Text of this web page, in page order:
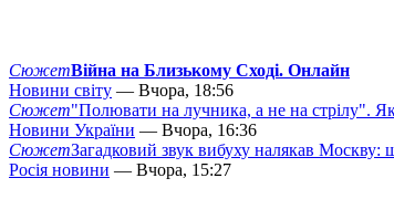
СюжетВійна на Близькому Сході. Онлайн
Новини світу — Вчора, 18:56
Сюжет"Полювати на лучника, а не на стрілу". Як
Новини України — Вчора, 16:36
СюжетЗагадковий звук вибуху налякав Москву:
Росія новини — Вчора, 15:27